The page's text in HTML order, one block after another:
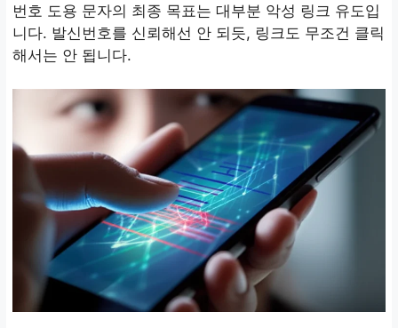
번호 도용 문자의 최종 목표는 대부분 악성 링크 유도입
니다. 발신번호를 신뢰해선 안 되듯, 링크도 무조건 클릭
해서는 안 됩니다.